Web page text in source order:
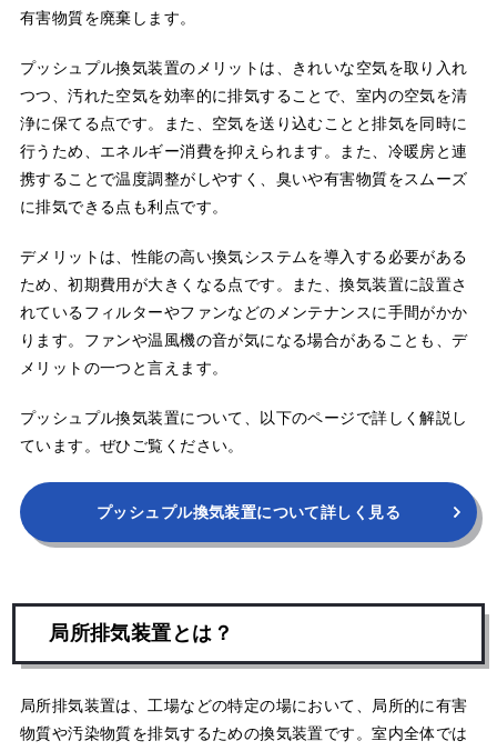
有害物質を廃棄します。
プッシュプル換気装置のメリットは、きれいな空気を取り入れ
つつ、汚れた空気を効率的に排気することで、室内の空気を清
浄に保てる点です。また、空気を送り込むことと排気を同時に
行うため、エネルギー消費を抑えられます。また、冷暖房と連
携することで温度調整がしやすく、臭いや有害物質をスムーズ
に排気できる点も利点です。
デメリットは、性能の高い換気システムを導入する必要がある
ため、初期費用が大きくなる点です。また、換気装置に設置さ
れているフィルターやファンなどのメンテナンスに手間がかか
ります。ファンや温風機の音が気になる場合があることも、デ
メリットの一つと言えます。
プッシュプル換気装置について、以下のページで詳しく解説し
ています。ぜひご覧ください。
プッシュプル換気装置について詳しく見る
局所排気装置とは？
局所排気装置は、工場などの特定の場において、局所的に有害
物質や汚染物質を排気するための換気装置です。室内全体では